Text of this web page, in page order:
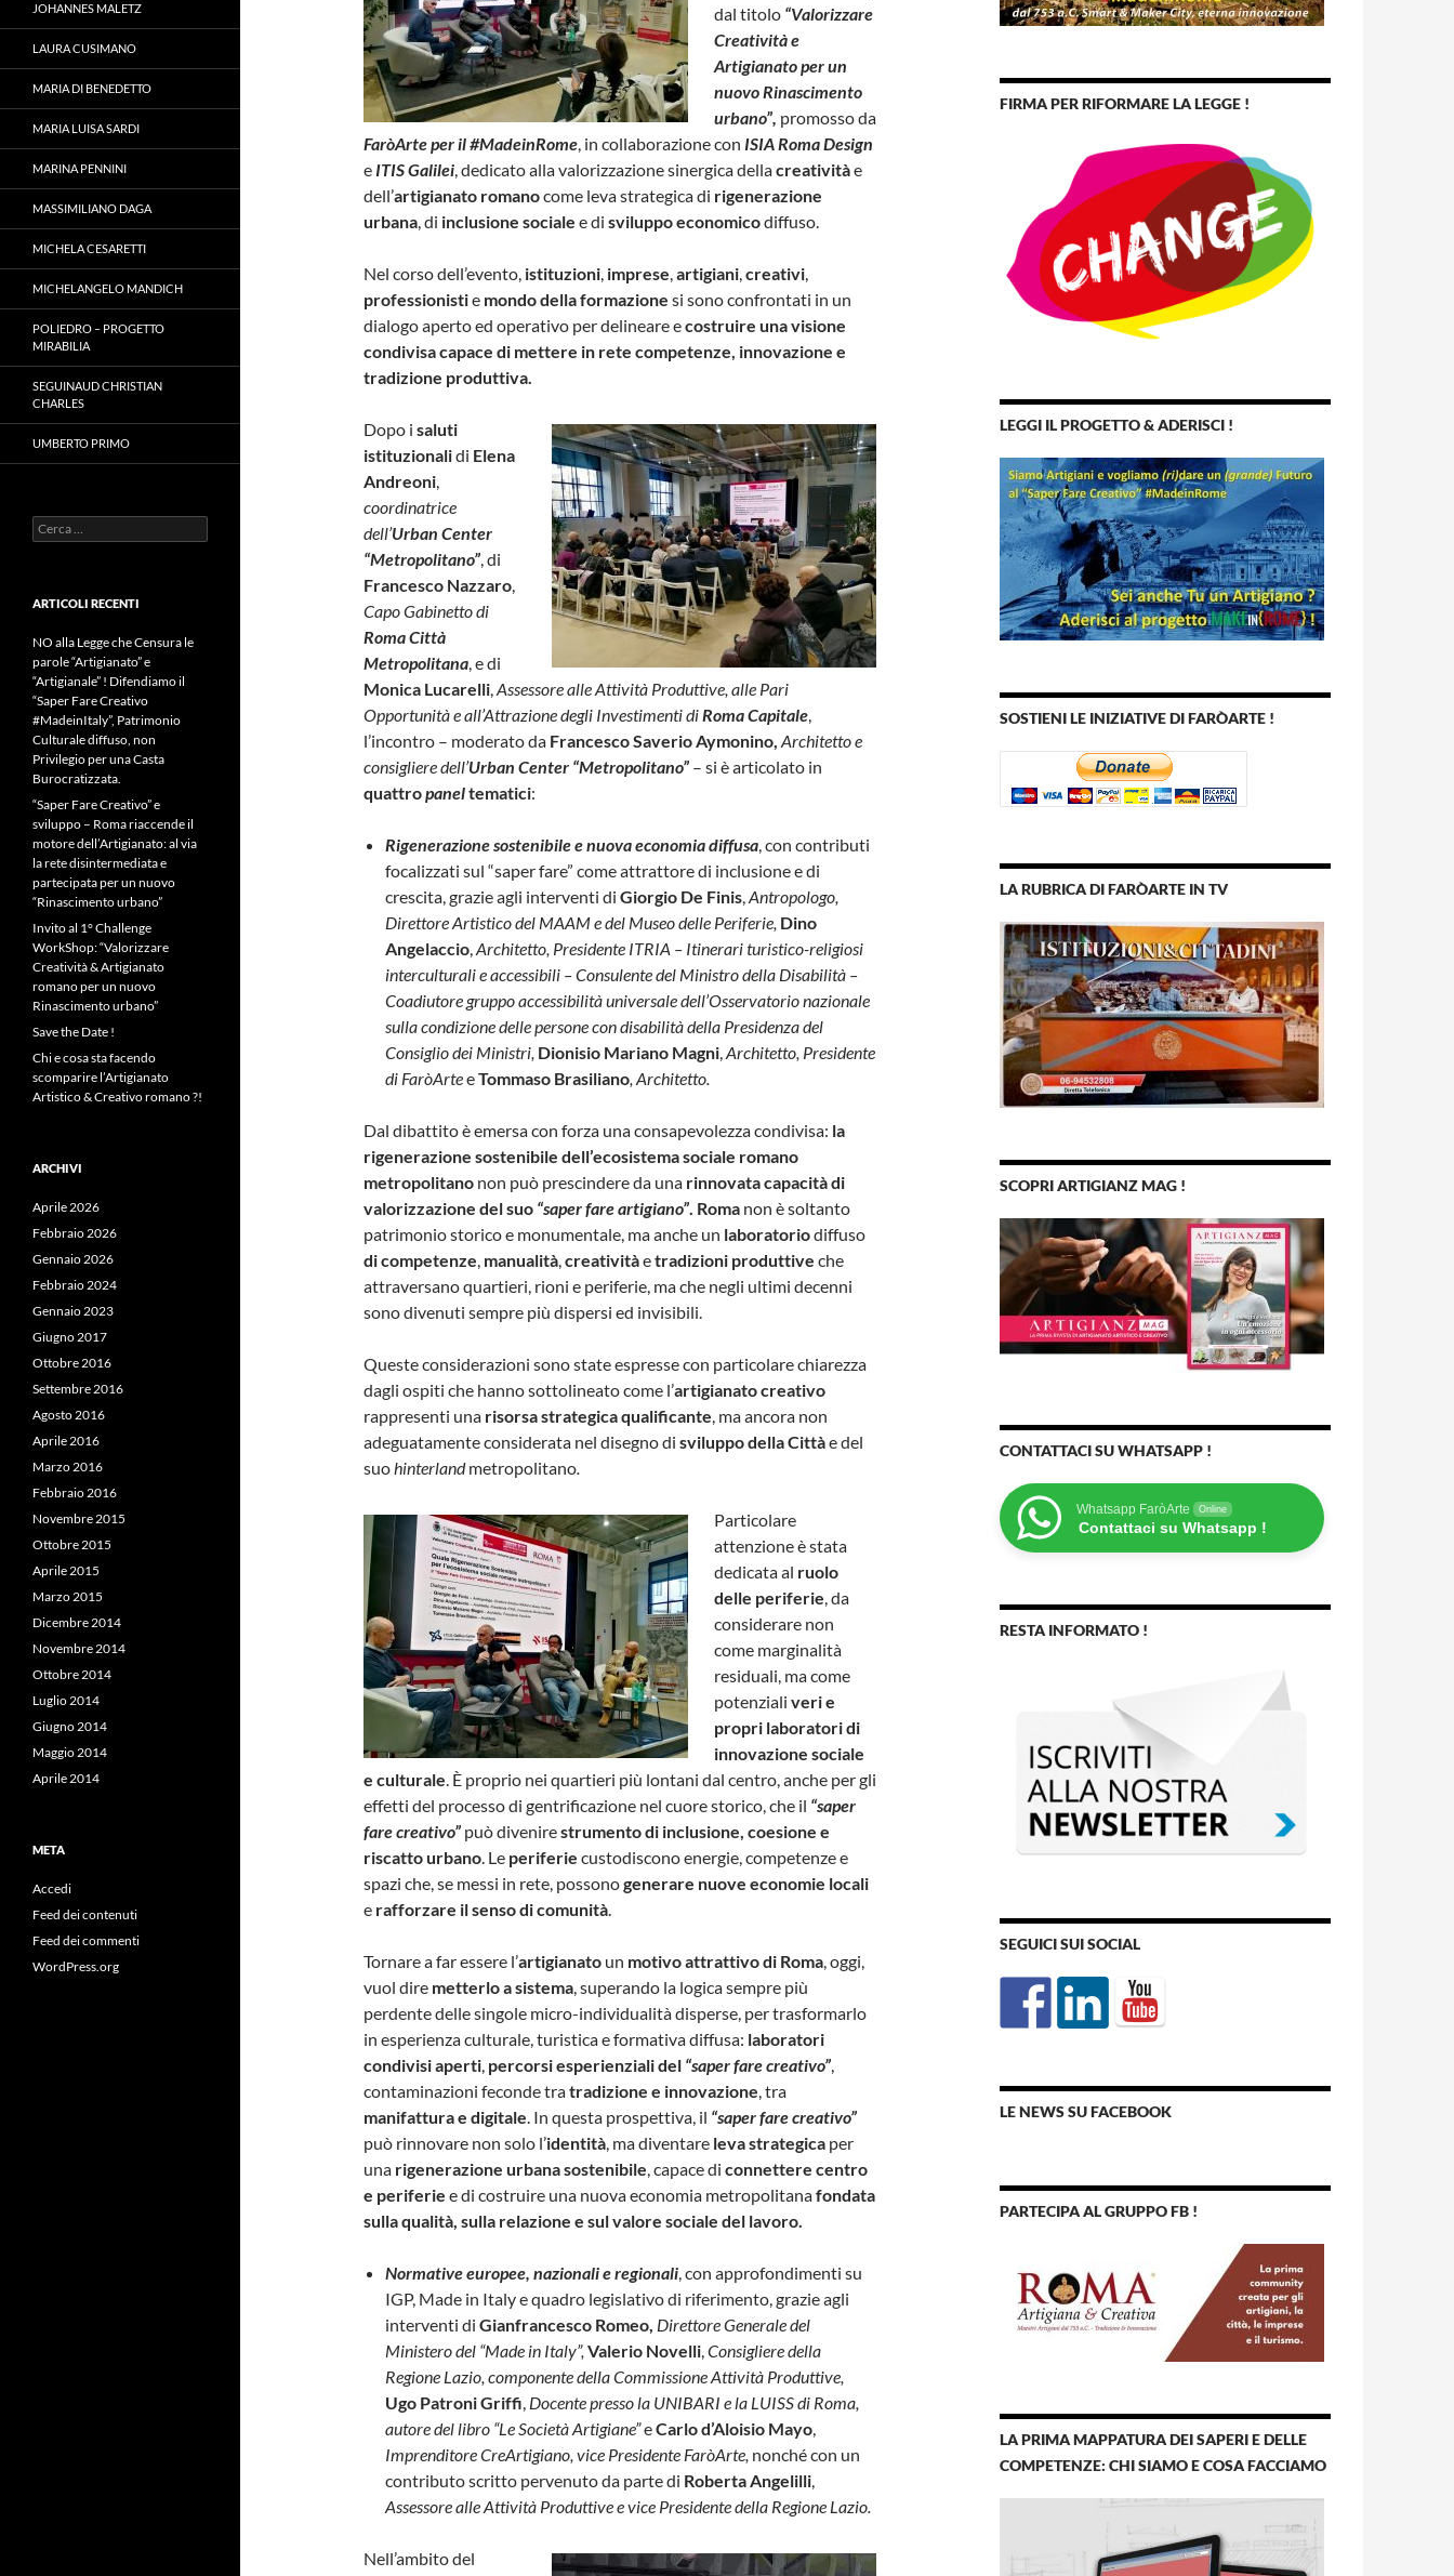
dal titolo “Valorizzare
Creatività e
Artigianato per un
nuovo Rinascimento
urbano”, promosso da
FaròArte per il #MadeinRome, in collaborazione con ISIA Roma Design
e ITIS Galilei, dedicato alla valorizzazione sinergica dellacreativitàe
dell’artigianato romanocome leva strategica di rigenerazione
urbana, di inclusione sociale e di sviluppo economicodiffuso.
Nel corso dell’evento, istituzioni, imprese,artigiani,creativi,
professionistie mondo della formazione si sono confrontati in un
dialogo aperto ed operativo per delineare ecostruire una visione
condivisa capace di mettere in rete competenze, innovazione e
tradizione produttiva.
Dopo i saluti
istituzionalidi Elena
Andreoni,
coordinatrice
dell’Urban Center
“Metropolitano”, di
Francesco Nazzaro,
Capo Gabinetto di
Roma Città
Metropolitana, e di
Monica Lucarelli,Assessore alle Attività Produttive, alle Pari
Opportunità e all’Attrazione degli Investimenti diRoma Capitale,
l’incontro – moderato da Francesco Saverio Aymonino, Architetto e
consigliere dell’Urban Center “Metropolitano” – si è articolato in
quattropaneltematici:
Rigenerazione sostenibile e nuova economia diffusa, con contributi
focalizzati sul “saper fare” come attrattore di inclusione e di
crescita, grazie agli interventi di Giorgio De Finis,Antropologo,
Direttore Artistico del MAAM e del Museo delle Periferie, Dino
Angelaccio,Architetto, Presidente ITRIA – Itinerari turistico-religiosi
interculturali e accessibili – Consulente del Ministro della Disabilità –
Coadiutore gruppo accessibilità universale dell’Osservatorio nazionale
sulla condizione delle persone con disabilità della Presidenza del
Consiglio dei Ministri, Dionisio Mariano Magni,Architetto, Presidente
di FaròArteeTommaso Brasiliano, Architetto.
Dal dibattito è emersa con forza una consapevolezza condivisa: la
rigenerazione sostenibile dell’ecosistema sociale romano
metropolitano non può prescindere da una rinnovata capacità di
valorizzazione del suo “saper fare artigiano”. Roma non è soltanto
patrimonio storico e monumentale, ma anche un laboratoriodiffuso
di competenze, manualità,creativitàetradizioni produttive che
attraversano quartieri, rioni e periferie, ma che negli ultimi decenni
sono divenuti sempre più dispersi ed invisibili.
Queste considerazioni sono state espresse con particolare chiarezza
dagli ospiti che hanno sottolineato come l’artigianato creativo
rappresenti una risorsa strategica qualificante, ma ancora non
adeguatamente considerata nel disegno di sviluppo della Cittàe del
suohinterlandmetropolitano.
Particolare
attenzione è stata
dedicata al ruolo
delle periferie, da
considerare non
come marginalità
residuali, ma come
potenziali veri e
propri laboratori di
innovazione sociale
e culturale. È proprio nei quartieri più lontani dal centro, anche per gli
effetti del processo di gentrificazione nel cuore storico, che il “saper
fare creativo” può divenirestrumento di inclusione, coesione e
riscatto urbano. Le periferie custodiscono energie, competenze e
spazi che, se messi in rete, possonogenerare nuove economie locali
e rafforzare il senso di comunità.
Tornare a far essere l’artigianato un motivo attrattivo di Roma, oggi,
vuol dire metterlo a sistema, superando la logica sempre più
perdente delle singole micro-individualità disperse, per trasformarlo
in esperienza culturale, turistica e formativa diffusa: laboratori
condivisi aperti, percorsi esperienziali del “saper fare creativo”,
contaminazioni feconde tratradizione e innovazione, tra
manifattura e digitale. In questa prospettiva, il “saper fare creativo”
può rinnovare non solo l’identità, ma diventare leva strategica per
una rigenerazione urbana sostenibile, capace di connettere centro
e periferie e di costruire una nuova economia metropolitanafondata
sulla qualità, sulla relazione e sul valore sociale del lavoro.
Normative europee, nazionali e regionali, con approfondimenti su
IGP, Made in Italy e quadro legislativo di riferimento, grazie agli
interventi di Gianfrancesco Romeo, Direttore Generale del
Ministero del “Made in Italy”, Valerio Novelli,Consigliere della
Regione Lazio, componente della Commissione Attività Produttive,
Ugo Patroni Griffi, Docente presso la UNIBARI e la LUISS di Roma,
autore del libro “Le Società Artigiane”eCarlo d’Aloisio Mayo,
Imprenditore CreArtigiano, vice Presidente FaròArte, nonché con un
contributo scritto pervenuto da parte di Roberta Angelilli,
Assessore alle Attività Produttive e vice Presidente della Regione Lazio.
Nell’ambito del
FIRMA PER RIFORMARE LA LEGGE !
LEGGI IL PROGETTO & ADERISCI !
SOSTIENI LE INIZIATIVE DI FARÒARTE !
LA RUBRICA DI FARÒARTE IN TV
SCOPRI ARTIGIANZ MAG !
CONTATTACI SU WHATSAPP !
Whatsapp FaròArte Online
Contattaci su Whatsapp !
RESTA INFORMATO !
SEGUICI SUI SOCIAL
LE NEWS SU FACEBOOK
PARTECIPA AL GRUPPO FB !
LA PRIMA MAPPATURA DEI SAPERI E DELLE
COMPETENZE: CHI SIAMO E COSA FACCIAMO
JOHANNES MALETZ
LAURA CUSIMANO
MARIA DI BENEDETTO
MARIA LUISA SARDI
MARINA PENNINI
MASSIMILIANO DAGA
MICHELA CESARETTI
MICHELANGELO MANDICH
POLIEDRO – PROGETTO
MIRABILIA
SEGUINAUD CHRISTIAN
CHARLES
UMBERTO PRIMO
Ricerca
per:
ARTICOLI RECENTI
NO alla Legge che Censura le
parole “Artigianato” e
“Artigianale” ! Difendiamo il
“Saper Fare Creativo
#MadeinItaly”, Patrimonio
Culturale diffuso, non
Privilegio per una Casta
Burocratizzata.
“Saper Fare Creativo” e
sviluppo – Roma riaccende il
motore dell’Artigianato: al via
la rete disintermediata e
partecipata per un nuovo
“Rinascimento urbano”
Invito al 1° Challenge
WorkShop: “Valorizzare
Creatività & Artigianato
romano per un nuovo
Rinascimento urbano”
Save the Date !
Chi e cosa sta facendo
scomparire l’Artigianato
Artistico & Creativo romano ?!
ARCHIVI
Aprile 2026
Febbraio 2026
Gennaio 2026
Febbraio 2024
Gennaio 2023
Giugno 2017
Ottobre 2016
Settembre 2016
Agosto 2016
Aprile 2016
Marzo 2016
Febbraio 2016
Novembre 2015
Ottobre 2015
Aprile 2015
Marzo 2015
Dicembre 2014
Novembre 2014
Ottobre 2014
Luglio 2014
Giugno 2014
Maggio 2014
Aprile 2014
META
Accedi
Feed dei contenuti
Feed dei commenti
WordPress.org